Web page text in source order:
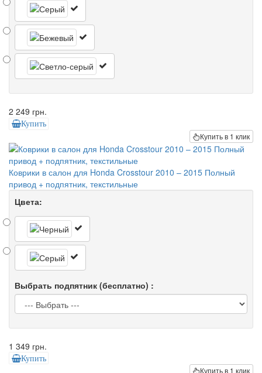
2 249 грн.
Купить
Купить в 1 клик
Коврики в салон для Honda Crosstour 2010 – 2015 Полный
привод + подпятник, текстильные
Цвета:
Выбрать подпятник (бесплатно) :
1 349 грн.
Купить
Купить в 1 клик